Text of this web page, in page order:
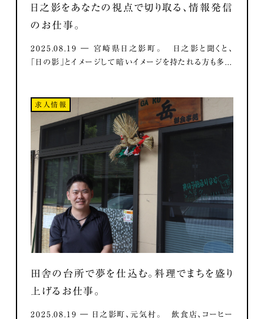
日之影をあなたの視点で切り取る、情報発信
のお仕事。
2025.08.19 ― 宮崎県日之影町。 日之影と聞くと、
「日の影」とイメージして暗いイメージを持たれる方も多...
求人情報
田舎の台所で夢を仕込む。料理でまちを盛り
上げるお仕事。
2025.08.19 ― 日之影町、元気村。 飲食店、コーヒー